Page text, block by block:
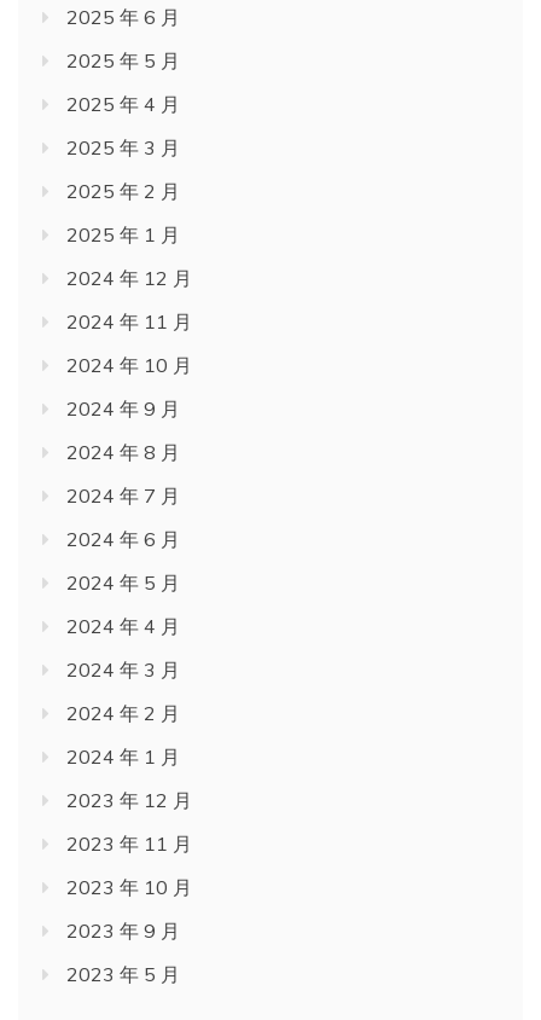
2025 年 6 月
2025 年 5 月
2025 年 4 月
2025 年 3 月
2025 年 2 月
2025 年 1 月
2024 年 12 月
2024 年 11 月
2024 年 10 月
2024 年 9 月
2024 年 8 月
2024 年 7 月
2024 年 6 月
2024 年 5 月
2024 年 4 月
2024 年 3 月
2024 年 2 月
2024 年 1 月
2023 年 12 月
2023 年 11 月
2023 年 10 月
2023 年 9 月
2023 年 5 月